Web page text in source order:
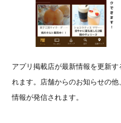
アプリ掲載店が最新情報を更新
れます。店舗からのお知らせの
情報が発信されます。